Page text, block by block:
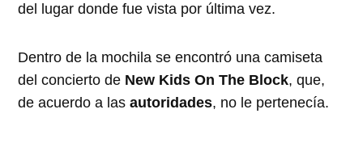
del lugar donde fue vista por última vez.
Dentro de la mochila se encontró una camiseta
del concierto de New Kids On The Block, que,
de acuerdo a las autoridades, no le pertenecía.